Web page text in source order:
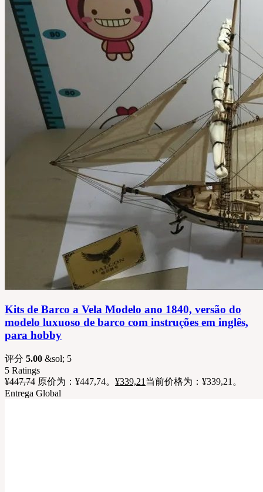
Kits de Barco a Vela Modelo ano 1840, versão do
modelo luxuoso de barco com instruções em inglês,
para hobby
评分 5.00 &sol; 5
5 Ratings
¥447,74 原价为：¥447,74。 ¥339,21 当前价格为：¥339,21。
Entrega Global